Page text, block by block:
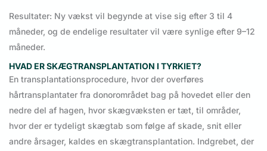
Resultater: Ny vækst vil begynde at vise sig efter 3 til 4
måneder, og de endelige resultater vil være synlige efter 9–12
måneder.
HVAD ER SKÆGTRANSPLANTATION I TYRKIET?
En transplantationsprocedure, hvor der overføres
hårtransplantater fra donorområdet bag på hovedet eller den
nedre del af hagen, hvor skægvæksten er tæt, til områder,
hvor der er tydeligt skægtab som følge af skade, snit eller
andre årsager, kaldes en skægtransplantation. Indgrebet, der